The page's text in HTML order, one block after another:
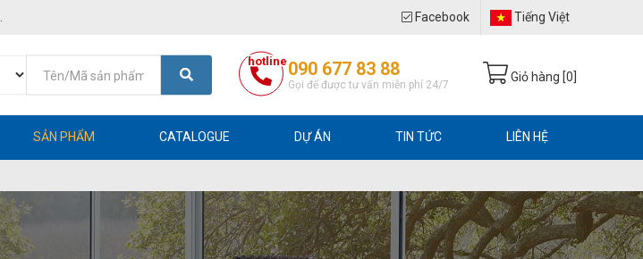
Facebook Tiếng Việt
hotline 090 677 83 88
Gọi để được tư vấn miễn phí 24/7
Giỏ hàng [0
SẢN PHẨM CATALOGUE DỰ ÁN TIN TỨC LIÊN HỆ